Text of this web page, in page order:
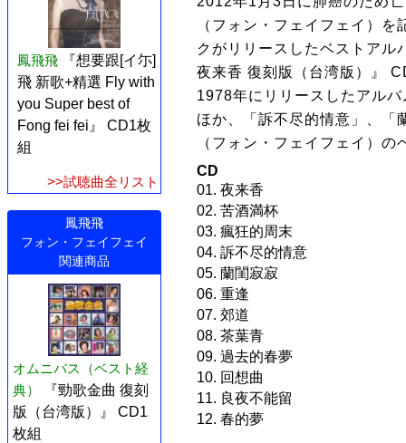
鳳飛飛
『想要跟[イ尓]
飛 新歌+精選 Fly with
you Super best of
Fong fei fei』 CD1枚
組
>>試聴曲全リスト
鳳飛飛
フォン・フェイフェイ
関連商品
オムニバス（ベスト経
典）
『勁歌金曲 復刻
版（台湾版）』 CD1
枚組
（フォン・フェイフェイ）
クがリリースしたベストアル
夜来香 復刻版（台湾版）』
1978年にリリースしたアル
ほか、「訴不尽的情意」、「
（フォン・フェイフェイ）
CD
01. 夜来香
02. 苦酒満杯
03. 瘋狂的周末
04. 訴不尽的情意
05. 蘭閨寂寂
06. 重逢
07. 郊道
08. 茶葉青
09. 過去的春夢
10. 回想曲
11. 良夜不能留
12. 春的夢